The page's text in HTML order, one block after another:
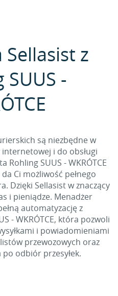
z
SUUS -
są niezbędne w
i do obsługi
Rohling SUUS - WKRÓTCE
Ci możliwość pełnego
Dzięki Sellasist w znaczący
i pieniądze. Menadżer
automatyzację z
- WKRÓTCE, która pozwoli
i powiadomieniami
przewozowych oraz
odbiór przesyłek.